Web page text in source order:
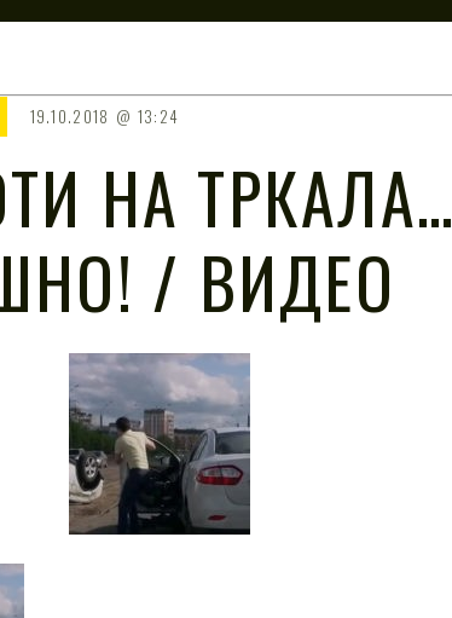
19.10.2018 13:24
НА ТРКАЛА…
/ ВИДЕО